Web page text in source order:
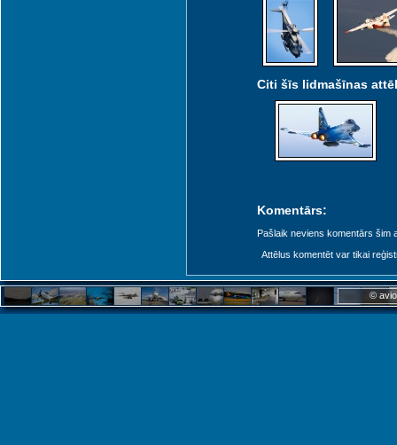
Citi šīs lidmašīnas
Komentārs:
Pašlaik neviens komentārs šim
Attēlus komentēt var tikai
©